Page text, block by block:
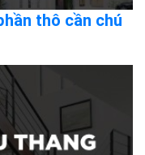
thô cần chú